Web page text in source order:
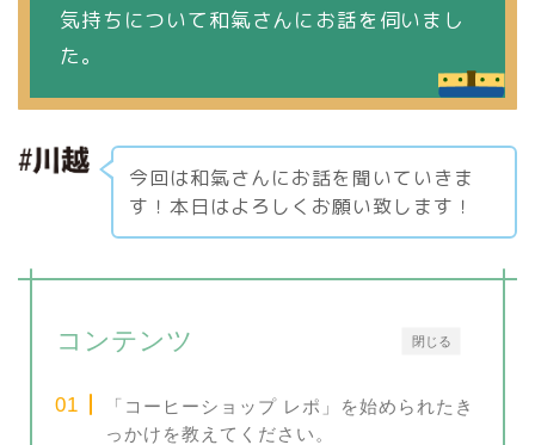
気持ちについて和氣さんにお話を伺いまし
た。
今回は和氣さんにお話を聞いていきま
す！本日はよろしくお願い致します！
閉じる
コンテンツ
「コーヒーショップ レポ」を始められたき
っかけを教えてください。